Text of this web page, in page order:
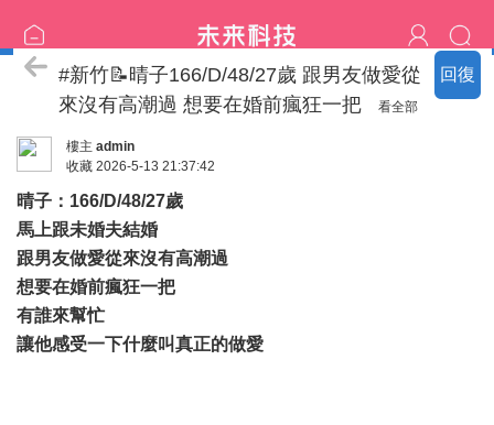
回復
♡樂清家技術服務區♡
#新竹📝晴子166/D/48/27歲 跟男友做愛從
來沒有高潮過 想要在婚前瘋狂一把
看全部
樓主 admin
收藏 2026-5-13 21:37:42
晴子：166/D/48/27歲
馬上跟未婚夫結婚
跟男友做愛從來沒有高潮過
想要在婚前瘋狂一把
有誰來幫忙
讓他感受一下什麼叫真正的做愛